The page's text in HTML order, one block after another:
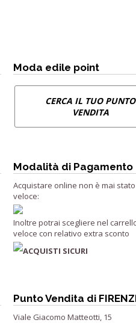
Moda edile point
CERCA IL TUO PUNTO
VENDITA
Modalità di Pagamento
Acquistare online non è mai
veloce:
Inoltre potrai scegliere nel
veloce con relativo extra sconto
ACQUISTI SICURI
Punto Vendita di
Viale Giacomo Matteotti, 15